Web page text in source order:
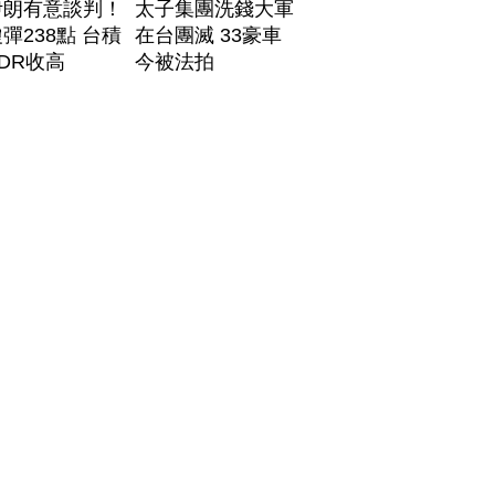
有意談判！
238點 台積
收高
太子集團洗錢大軍
在台團滅 33豪車
今被法拍